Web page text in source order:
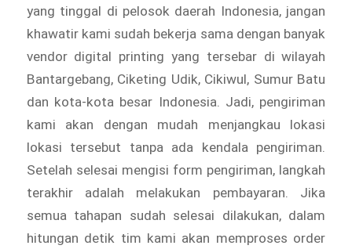
yang tinggal di pelosok daerah Indonesia, jangan
khawatir kami sudah bekerja sama dengan banyak
vendor digital printing yang tersebar di wilayah
Bantargebang, Ciketing Udik, Cikiwul, Sumur Batu
dan kota-kota besar Indonesia. Jadi, pengiriman
kami akan dengan mudah menjangkau lokasi
lokasi tersebut tanpa ada kendala pengiriman.
Setelah selesai mengisi form pengiriman, langkah
terakhir adalah melakukan pembayaran. Jika
semua tahapan sudah selesai dilakukan, dalam
hitungan detik tim kami akan memproses order